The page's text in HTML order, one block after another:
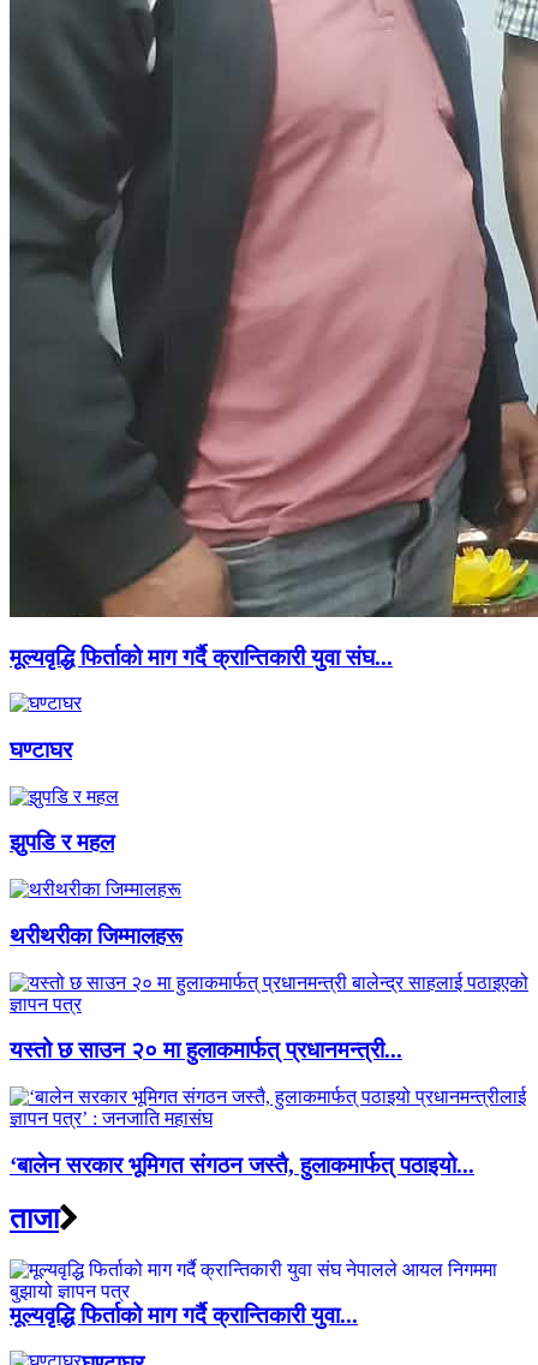
मूल्यवृद्धि फिर्ताको माग गर्दै क्रान्तिकारी युवा संघ...
घण्टाघर
झुपडि र महल
थरीथरीका जिम्मालहरू
यस्तो छ साउन २० मा हुलाकमार्फत् प्रधानमन्त्री...
‘बालेन सरकार भूमिगत संगठन जस्तै, हुलाकमार्फत् पठाइयो...
ताजा
मूल्यवृद्धि फिर्ताको माग गर्दै क्रान्तिकारी युवा...